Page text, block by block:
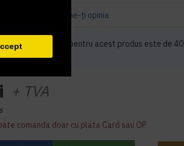
Spune-ţi opinia
+ TVA
comanda doar cu plata Card sau OP
de comandat pentru acest produs este de 40